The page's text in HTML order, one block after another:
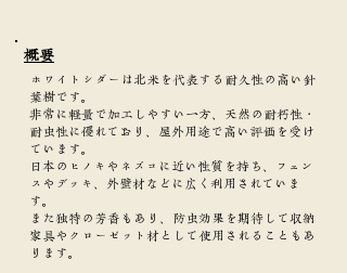
​概要
ホワイトシダーは北米を代表する耐久性の高い針
葉樹です。
非常に軽量で加工しやすい一方、天然の耐朽性・
耐虫性に優れており、屋外用途で高い評価を受け
ています。
日本のヒノキやネズコに近い性質を持ち、フェン
スやデッキ、外壁材などに広く利用されていま
す。
また独特の芳香もあり、防虫効果を期待して収納
家具やクローゼット材として使用されることもあ
ります。